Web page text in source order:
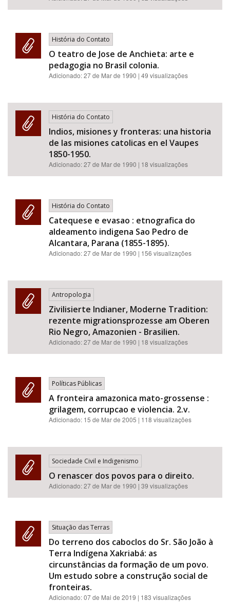
História do Contato
O teatro de Jose de Anchieta: arte e
pedagogia no Brasil colonia.
Adicionado:27 de Mar de 1990 | 49 visualizações
História do Contato
Indios, misiones y fronteras: una historia
de las misiones catolicas en el Vaupes
1850-1950.
Adicionado:27 de Mar de 1990 | 18 visualizações
História do Contato
Catequese e evasao : etnografica do
aldeamento indigena Sao Pedro de
Alcantara, Parana (1855-1895).
Adicionado:27 de Mar de 1990 | 156 visualizações
Antropologia
Zivilisierte Indianer, Moderne Tradition:
rezente migrationsprozesse am Oberen
Rio Negro, Amazonien - Brasilien.
Adicionado:27 de Mar de 1990 | 18 visualizações
Políticas Públicas
A fronteira amazonica mato-grossense :
grilagem, corrupcao e violencia. 2.v.
Adicionado: 15 de Mar de 2005 | 118 visualizações
Sociedade Civil e Indigenismo
O renascer dos povos para o direito.
Adicionado:27 de Mar de 1990 | 39 visualizações
Situação das Terras
Do terreno dos caboclos do Sr. São João à
Terra Indígena Xakriabá: as
circunstâncias da formação de um povo.
Um estudo sobre a construção social de
fronteiras.
Adicionado:07 de Mai de 2019 | 183 visualizações